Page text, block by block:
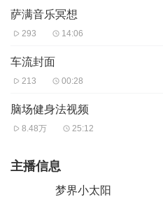
萨满音乐冥想
293 14:06
车流封面
213 00:28
脑场健身法视频
8.48万 25:12
主播信息
梦界小太阳